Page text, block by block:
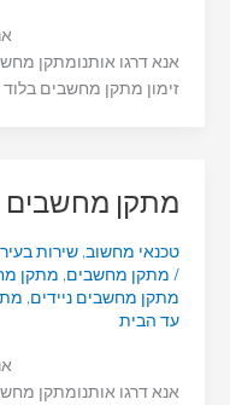
זימון מתקן מחשבים בלוד 150 ₪ בלבד, חייגו 054-6341248 […]
מתקן מחשבים
טכנאי מחשוב, שירות בעיר
/ מתקן מחשבים, מתקן
מתקן מחשבים ניידים,
עד הבית
אנא דרגו אותנומתקן מחשבים